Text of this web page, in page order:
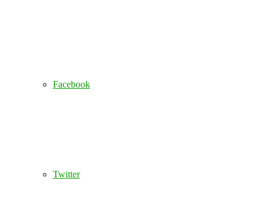
Facebook
Twitter